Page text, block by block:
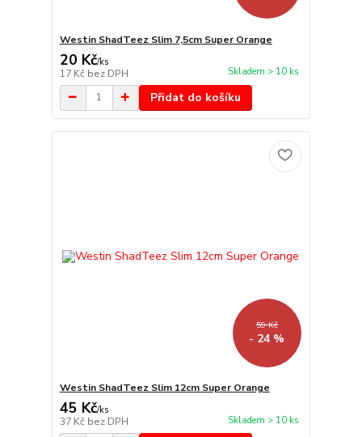
Westin ShadTeez Slim 7,5cm Super Orange
20 Kč/ks
17 Kč bez DPH Skladem > 10 ks
Přidat do košíku
59 Kč
- 24 %
Westin ShadTeez Slim 12cm Super Orange
45 Kč/ks
37 Kč bez DPH Skladem > 10 ks